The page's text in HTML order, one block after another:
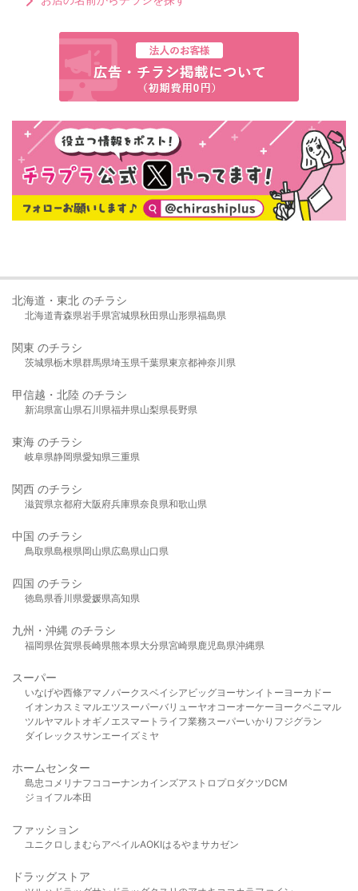
北海道・東北 のチラシ
北海道青森県岩手県宮城県秋田県山形県福島県
関東 のチラシ
茨城県栃木県群馬県埼玉県千葉県東京都神奈川県
甲信越・北陸 のチラシ
新潟県富山県石川県福井県山梨県長野県
東海 のチラシ
岐阜県静岡県愛知県三重県
関西 のチラシ
滋賀県京都府大阪府兵庫県奈良県和歌山県
中国 のチラシ
鳥取県島根県岡山県広島県山口県
四国 のチラシ
徳島県香川県愛媛県高知県
九州・沖縄 のチラシ
福岡県佐賀県長崎県熊本県大分県宮崎県鹿児島県沖縄県
スーパー
いなげや西條アマノパークスベイシア ビッグヨーサンイトーヨーカドー
イオンカスミ マルエツスーパーバリューヤオコーオーケー ヨークベニマル
ツルヤマルト オギノ エスマート ライフ業務スーパーいかり フジグラン
ダイレックスサンエーイズミヤ
ホームセンター
島忠 コメリ ナフコ コーナンカインズアストロプロダクツDCM
ジョイフル本田
ファッション
ユニクロ しまむら アベイルAOKIはるやま サカゼン
ドラッグストア